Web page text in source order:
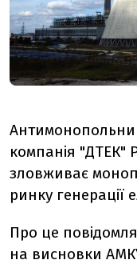
компанія "ДТЕК"
зловживає
ринку генерації
Про це
на висновки